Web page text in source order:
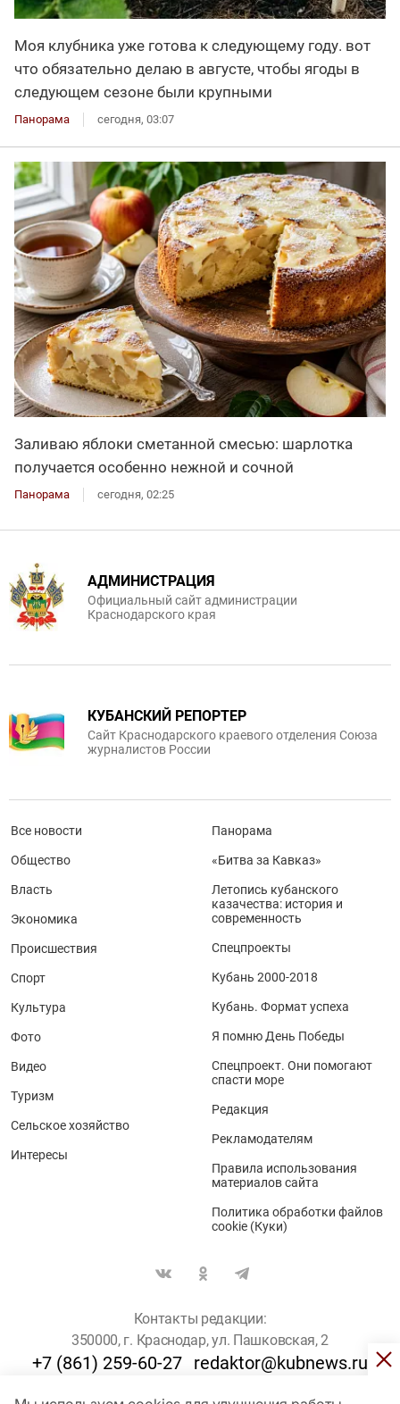
Моя клубника уже готова к следующему году. вот
что обязательно делаю в августе, чтобы ягоды в
следующем сезоне были крупными
Панорама сегодня, 03:07
Заливаю яблоки сметанной смесью: шарлотка
получается особенно нежной и сочной
Панорама сегодня, 02:25
АДМИНИСТРАЦИЯ
Официальный сайт администрации
Краснодарского края
КУБАНСКИЙ РЕПОРТЕР
Сайт Краснодарского краевого отделения Союза
журналистов России
Все новости
Общество
Власть
Экономика
Происшествия
Спорт
Культура
Фото
Видео
Туризм
Сельское хозяйство
Интересы
Панорама
«Битва за Кавказ»
Летопись кубанского
казачества: история и
современность
Спецпроекты
Кубань 2000-2018
Кубань. Формат успеха
Я помню День Победы
Спецпроект. Они помогают
спасти море
Редакция
Рекламодателям
Правила использования
материалов сайта
Политика обработки файлов
cookie (Куки)
Контакты редакции:
350000, г. Краснодар, ул. Пашковская, 2
+7 (861) 259-60-27 redaktor@kubnews.ru